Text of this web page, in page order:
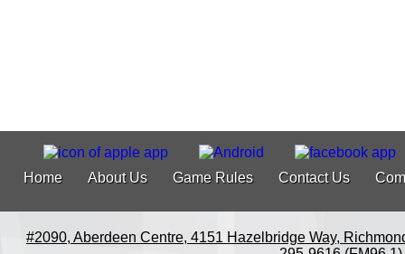
Home About Us Game Rules Contact Us
#2090, Aberdeen Centre, 4151 Hazelbridge Way,